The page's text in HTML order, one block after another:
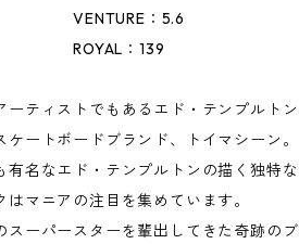
：5.6
：139
ーティストでもあるエド・テンプルトン
ートボードブランド、トイマシーン。
有名なエド・テンプルトンの描く独特な
マニアの注目を集めています。
スーパースターを輩出してきた奇跡のブ